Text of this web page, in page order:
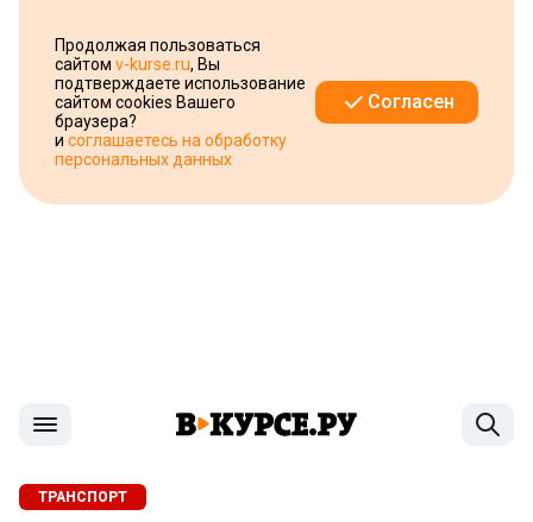
Продолжая пользоваться
сайтом v-kurse.ru, Вы
подтверждаете использование
сайтом cookies Вашего
браузера?
и соглашаетесь на обработку
персональных данных
Согласен
ТРАНСПОРТ